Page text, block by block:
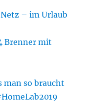
– im Urlaub
Brenner mit
man so braucht